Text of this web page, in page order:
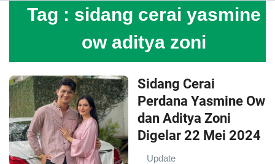
Tag : sidang cerai yasmine
ow aditya zoni
Sidang Cerai
Perdana Yasmine Ow
dan Aditya Zoni
Digelar 22 Mei 2024
Update